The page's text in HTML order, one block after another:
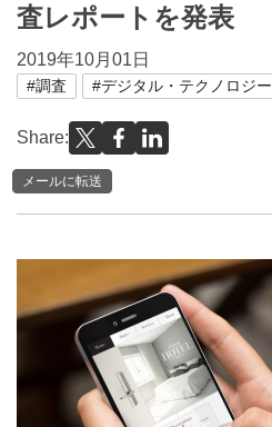
査レポートを発表
2019年10月01日
#調査 #デジタル・テクノロジー
Share:
メールに転送